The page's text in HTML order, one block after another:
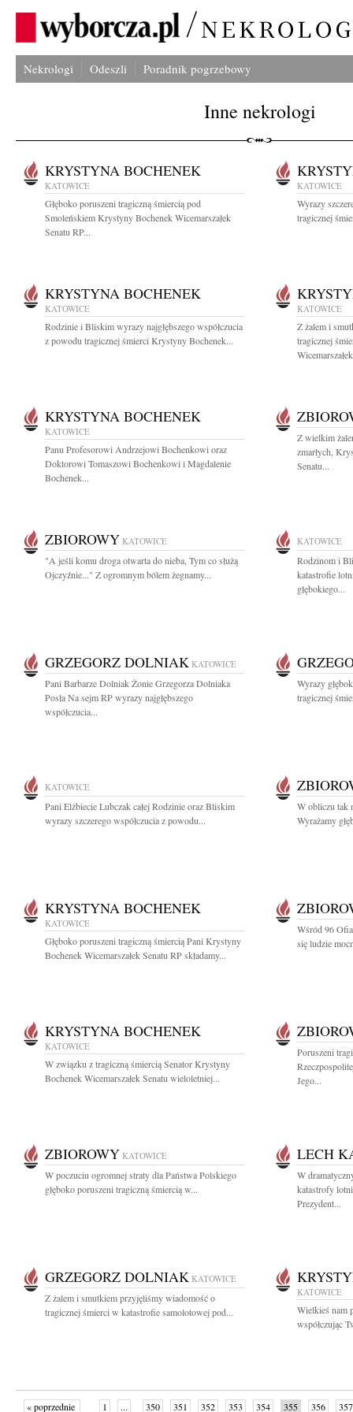
Nekrologi Odeszli Poradnik pogrzebowy
Inne nekrologi
KRYSTYNA BOCHENEK
KATOWICE
Głęboko poruszeni tragiczną śmiercią pod
Smoleńskiem Krystyny Bochenek Wicemarszałek
Senatu RP...
KATOWICE
Wyrazy
tragicznej
KRYSTYNA BOCHENEK
KATOWICE
Rodzinie i Bliskim wyrazy najgłębszego współczucia
z powodu tragicznej śmierci Krystyny Bochenek...
KATOWICE
Z żalem i
tragicznej
KRYSTYNA BOCHENEK
KATOWICE
Panu Profesorowi Andrzejowi Bochenkowi oraz
Doktorowi Tomaszowi Bochenkowi i Magdalenie
Bochenek...
Z wielkim
zmarłych,
Senatu...
ZBIOROWY KATOWICE
"A jeśli komu droga otwarta do nieba, Tym co służą
Ojczyźnie..." Z ogromnym bólem żegnamy...
KATOWICE
Rodzinom i
katastrofie
głębokiego...
GRZEGORZ DOLNIAK KATOWICE
Pani Barbarze Dolniak Żonie Grzegorza Dolniaka
Posła Na sejm RP wyrazy najgłębszego
współczucia...
Wyrazy
tragicznej
KATOWICE
Pani Elżbiecie Lubczak całej Rodzinie oraz Bliskim
wyrazy szczerego współczucia z powodu...
W obliczu tak
Wyrażamy
KRYSTYNA BOCHENEK
KATOWICE
Głęboko poruszeni tragiczną śmiercią Pani Krystyny
Bochenek Wicemarszałek Senatu RP składamy...
Wśród 96
się ludzie
KRYSTYNA BOCHENEK
KATOWICE
W związku z tragiczną śmiercią Senator Krystyny
Bochenek Wicemarszałek Senatu wieloletniej...
Poruszeni
Jego...
ZBIOROWY KATOWICE
W poczuciu ogromnej straty dla Państwa Polskiego
głęboko poruszeni tragiczną śmiercią w...
LECH
W
katastrofy
Prezydent...
GRZEGORZ DOLNIAK KATOWICE
Z żalem i smutkiem przyjęliśmy wiadomość o
tragicznej śmierci w katastrofie samolotowej pod...
KATOWICE
Wielkieś nam
współczując
« poprzednie 1 ... 350 351 352 353 354 355 356 357